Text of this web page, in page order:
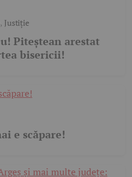
, Justiție
Piteștean arestat
bisericii!
e scăpare!